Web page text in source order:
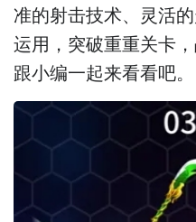
准的射击技术、灵活
运用，突破重重关卡
跟小编一起来看看吧。